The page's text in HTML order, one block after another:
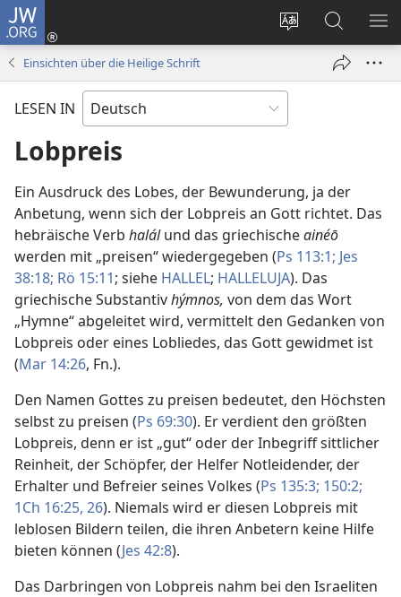
JW.ORG
Websitesprache
ändern
Anmelden
(öffnet
Suche
Einsichten über die Heilige Schrift
LESEN IN
Lobpreis
Ein Ausdruck des Lobes, der Bewunderung, ja der
Anbetung, wenn sich der Lobpreis an Gott richtet. Das
hebräische Verb halálund das griechischeainéō
werden mit „preisen“ wiedergegeben (Ps 113:1; Jes
38:18; Rö 15:11; siehe HALLEL; HALLELUJA). Das
griechische Substantivhýmnos, von dem das Wort
„Hymne“ abgeleitet wird, vermittelt den Gedanken von
Lobpreis oder eines Lobliedes, das Gott gewidmet ist
(Mar 14:26, Fn.).
Den Namen Gottes zu preisen bedeutet, den Höchsten
selbst zu preisen (Ps 69:30). Er verdient den größten
Lobpreis, denn er ist „gut“ oder der Inbegriff sittlicher
Reinheit, der Schöpfer, der Helfer Notleidender, der
Erhalter und Befreier seines Volkes (Ps 135:3; 150:2;
1Ch 16:25, 26). Niemals wird er diesen Lobpreis mit
leblosen Bildern teilen, die ihren Anbetern keine Hilfe
bieten können (Jes 42:8).
Das Darbringen von Lobpreis nahm bei den Israeliten